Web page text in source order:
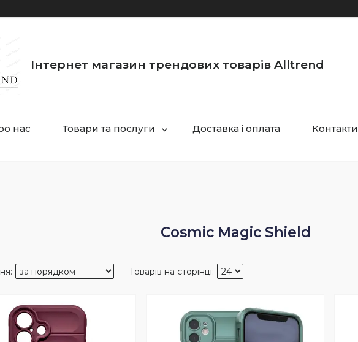
Інтернет магазин трендових товарів Alltrend
нас Товари та послуги Доставка і оплата Контакти
Cosmic Magic Shield